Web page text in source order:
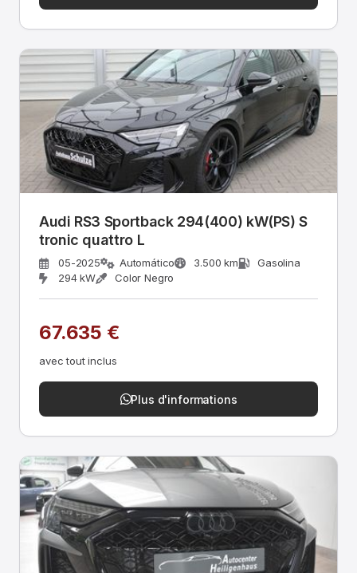
Audi RS3 Sportback 294(400) kW(PS) S
tronic quattro L
05-2025 Automático 3.500 km
Gasolina
294 kW
Color Negro
67.635 €
avec tout inclus
Plus d'informations